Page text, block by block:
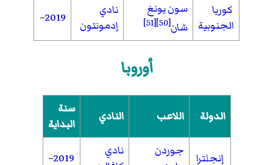
كوريا
الجنوبية
سون يونغ
شان[50]
[51]
نادي
إدمونتون
2019
–
أوروبا
الدولة اللاعب النادي
سنة
البداية
إنجلترا
جوردن
نادي
2019
–